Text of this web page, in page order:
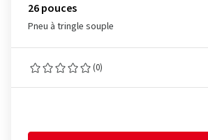
26 pouces
Pneu à tringle souple
(0)